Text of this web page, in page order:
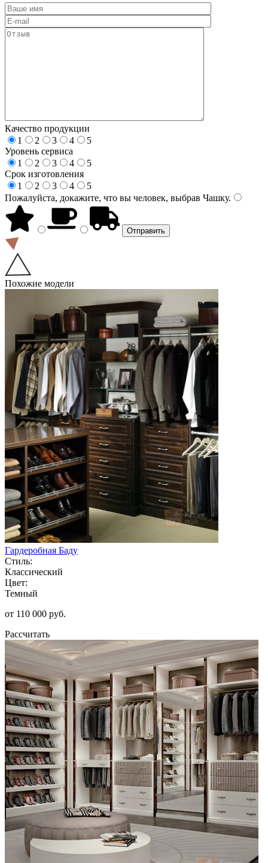
Качество продукции
1
2 3 4
5
Уровень сервиса
1
2 3 4
5
Срок изготовления
1
2 3 4
5
Пожалуйста, докажите, что вы человек, выбрав Чашку.
Похожие модели
Гардеробная Баду
Стиль:
Классический
Цвет:
Темный
от 110 000 руб.
Рассчитать